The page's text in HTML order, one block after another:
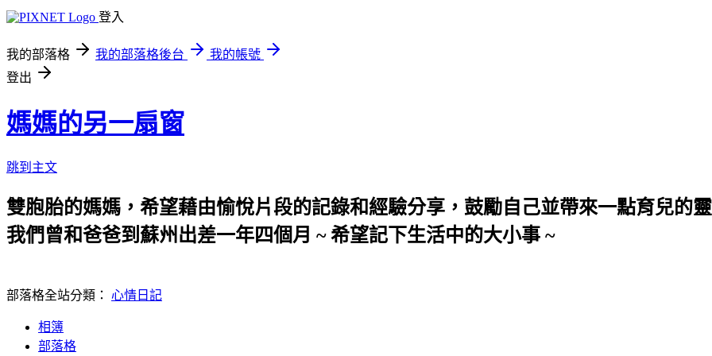
登入
我的部落格 我的部落格後台
我的帳號
登出
媽媽的另一扇窗
跳到主文
雙胞胎的媽媽，希望藉由愉悅片段的記錄和經驗分享，鼓勵自己並帶來一點育兒的
我們曾和爸爸到蘇州出差一年四個月 ~ 希望記下生活中的大小事 ~
部落格全站分類： 心情日記
相簿
部落格